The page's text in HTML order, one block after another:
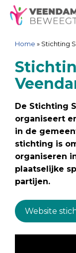
Ga
naar
inhoud
Spring
naar
navigatie
Sitemap
Ga
naar
inhoud
Home » Stichting
De Stichting
organiseert
in de
stichting is
organiseren
plaatselijke
partijen.
Website